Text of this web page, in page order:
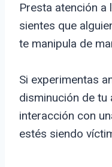
Presta atención a
sientes que
te manipula de
Si experimentas
disminución de tu
interacción con
estés siendo